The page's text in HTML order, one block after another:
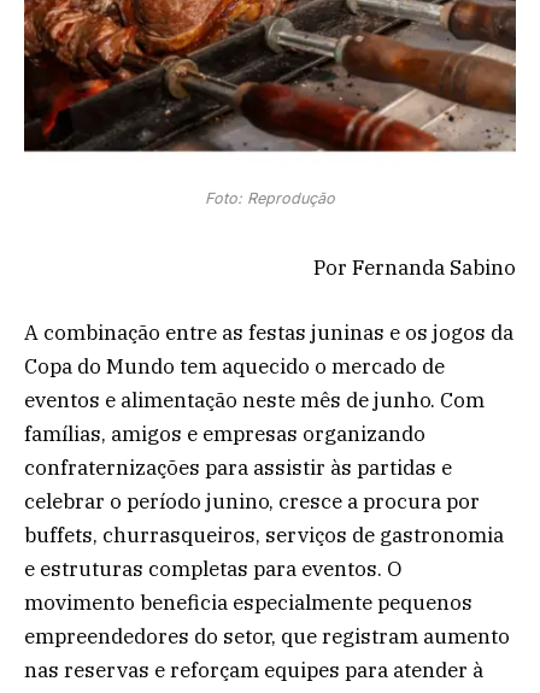
Foto: Reprodução
Por Fernanda Sabino
A combinação entre as festas juninas e os jogos da
Copa do Mundo tem aquecido o mercado de
eventos e alimentação neste mês de junho. Com
famílias, amigos e empresas organizando
confraternizações para assistir às partidas e
celebrar o período junino, cresce a procura por
buffets, churrasqueiros, serviços de gastronomia
e estruturas completas para eventos. O
movimento beneficia especialmente pequenos
empreendedores do setor, que registram aumento
nas reservas e reforçam equipes para atender à